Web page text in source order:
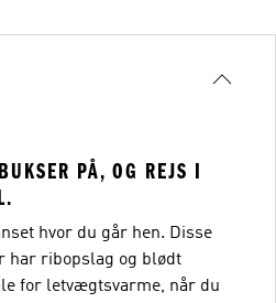
PÅ, OG REJS I
hvor du går hen. Disse
har ribopslag og blødt
for letvægtsvarme, når du